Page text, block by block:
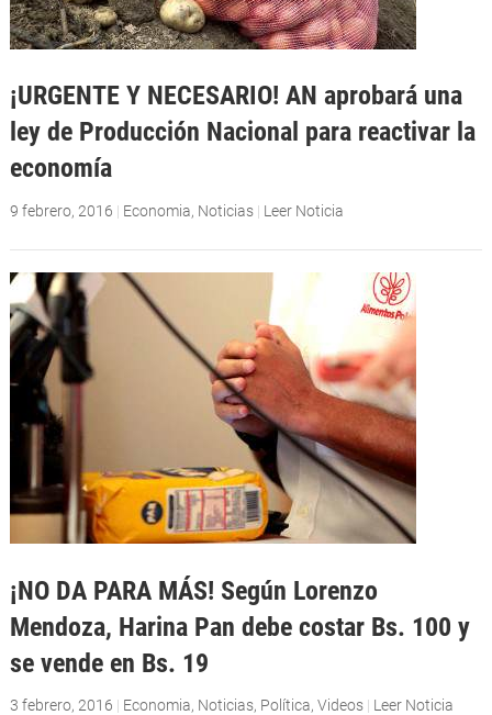
¡URGENTE Y NECESARIO! AN aprobará una
ley de Producción Nacional para reactivar la
economía
9 febrero, 2016 | Economia, Noticias | Leer Noticia
¡NO DA PARA MÁS! Según Lorenzo
Mendoza, Harina Pan debe costar Bs. 100 y
se vende en Bs. 19
3 febrero, 2016 | Economia, Noticias, Política, Videos | Leer Noticia